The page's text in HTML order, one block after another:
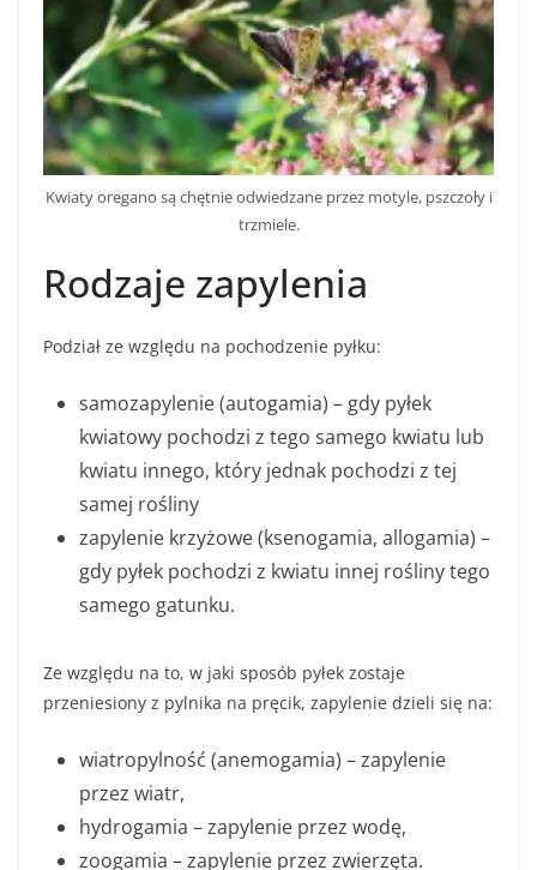
Kwiaty oregano są chętnie odwiedzane przez motyle, pszczoły i
trzmiele.
Rodzaje zapylenia
Podział ze względu na pochodzenie pyłku:
samozapylenie (autogamia) – gdy pyłek
kwiatowy pochodzi z tego samego kwiatu lub
kwiatu innego, który jednak pochodzi z tej
samej rośliny
zapylenie krzyżowe (ksenogamia, allogamia) –
gdy pyłek pochodzi z kwiatu innej rośliny tego
samego gatunku.
Ze względu na to, w jaki sposób pyłek zostaje
przeniesiony z pylnika na pręcik, zapylenie dzieli się na:
wiatropylność (anemogamia) – zapylenie
przez wiatr,
hydrogamia – zapylenie przez wodę,
zoogamia – zapylenie przez zwierzęta.